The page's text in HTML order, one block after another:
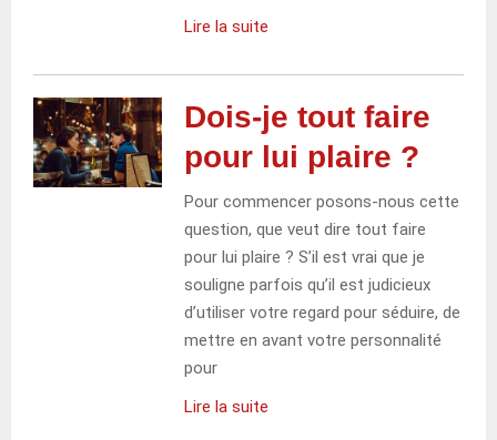
Lire la suite
Dois-je tout faire
pour lui plaire ?
Pour commencer posons-nous cette
question, que veut dire tout faire
pour lui plaire ? S’il est vrai que je
souligne parfois qu’il est judicieux
d’utiliser votre regard pour séduire, de
mettre en avant votre personnalité
pour
Lire la suite